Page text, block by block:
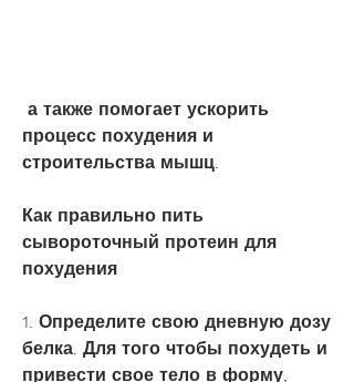
процесс похудения и
строительства мышц.
Как правильно пить
сывороточный протеин для
похудения
1. Определите свою дневную дозу
белка. Для того чтобы похудеть и
привести свое тело в форму,